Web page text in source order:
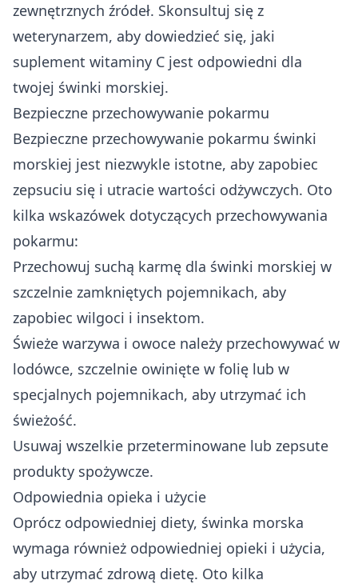
zewnętrznych źródeł. Skonsultuj się z
weterynarzem, aby dowiedzieć się, jaki
suplement witaminy C jest odpowiedni dla
twojej świnki morskiej.
Bezpieczne przechowywanie pokarmu
Bezpieczne przechowywanie pokarmu świnki
morskiej jest niezwykle istotne, aby zapobiec
zepsuciu się i utracie wartości odżywczych. Oto
kilka wskazówek dotyczących przechowywania
pokarmu:
Przechowuj suchą karmę dla świnki morskiej w
szczelnie zamkniętych pojemnikach, aby
zapobiec wilgoci i insektom.
Świeże warzywa i owoce należy przechowywać w
lodówce, szczelnie owinięte w folię lub w
specjalnych pojemnikach, aby utrzymać ich
świeżość.
Usuwaj wszelkie przeterminowane lub zepsute
produkty spożywcze.
Odpowiednia opieka i użycie
Oprócz odpowiedniej diety, świnka morska
wymaga również odpowiedniej opieki i użycia,
aby utrzymać zdrową dietę. Oto kilka